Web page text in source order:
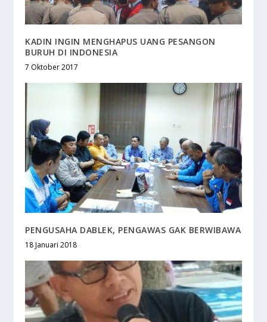
KADIN INGIN MENGHAPUS UANG PESANGON
BURUH DI INDONESIA
7 Oktober 2017
PENGUSAHA DABLEK, PENGAWAS GAK BERWIBAWA
18 Januari 2018